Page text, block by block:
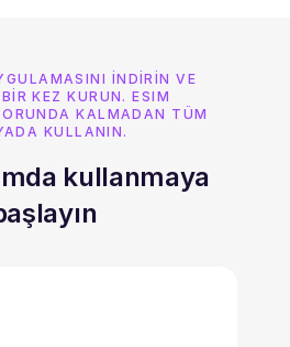
INDIRIN VE
KEZ KURUN. ESIM
KALMADAN TÜM
KULLANIN.
kullanmaya